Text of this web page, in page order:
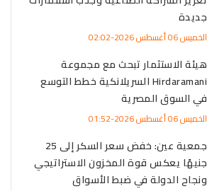
جديدة
الخميس 06 أغسطس 2026-02:02
هيئة الاستثمار تبحث مع مجموعة
Hirdaramani السريلانكية خطط التوسع
في السوق المصرية
الخميس 06 أغسطس 2026-01:52
جمعية عين: خفض سعر السكر إلى 25
جنيهًا يعكس قوة المخزون الاستراتيجي
ونجاح الدولة في ضبط الأسواق